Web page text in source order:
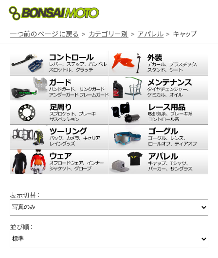
一つ前のページに戻る カテゴリー別 アパレル キャップ
表示切替：
並び順：